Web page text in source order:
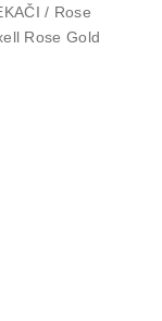
/ Rose
Rose Gold